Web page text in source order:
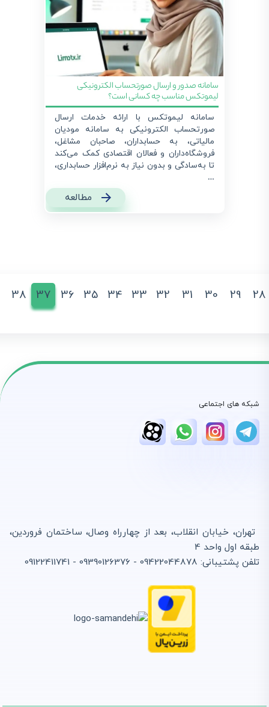
سامانه صدور و ارسال صورتحساب الکترونیکی
لیموتکس مناسب چه کسانی است؟
سامانه لیموتکس با ارائه خدمات ارسال
صورتحساب الکترونیکی به سامانه مودیان
مالیاتی، به حسابداران، صاحبان مشاغل،
فروشگاه‌داران و فعالان اقتصادی کمک می‌کند
تا به‌سادگی و بدون نیاز به نرم‌افزار حسابداری،
…
مطالعه
28
29
30
31
32
33
34
35
36
37
38
شبکه های اجتماعی
تهران، خیابان انقلاب، بعد از چهارراه وصال، ساختمان فروردین،
طبقه اول واحد 4
تلفن پشتیبانی: 09422044878 - 09390126376 - 09122411741